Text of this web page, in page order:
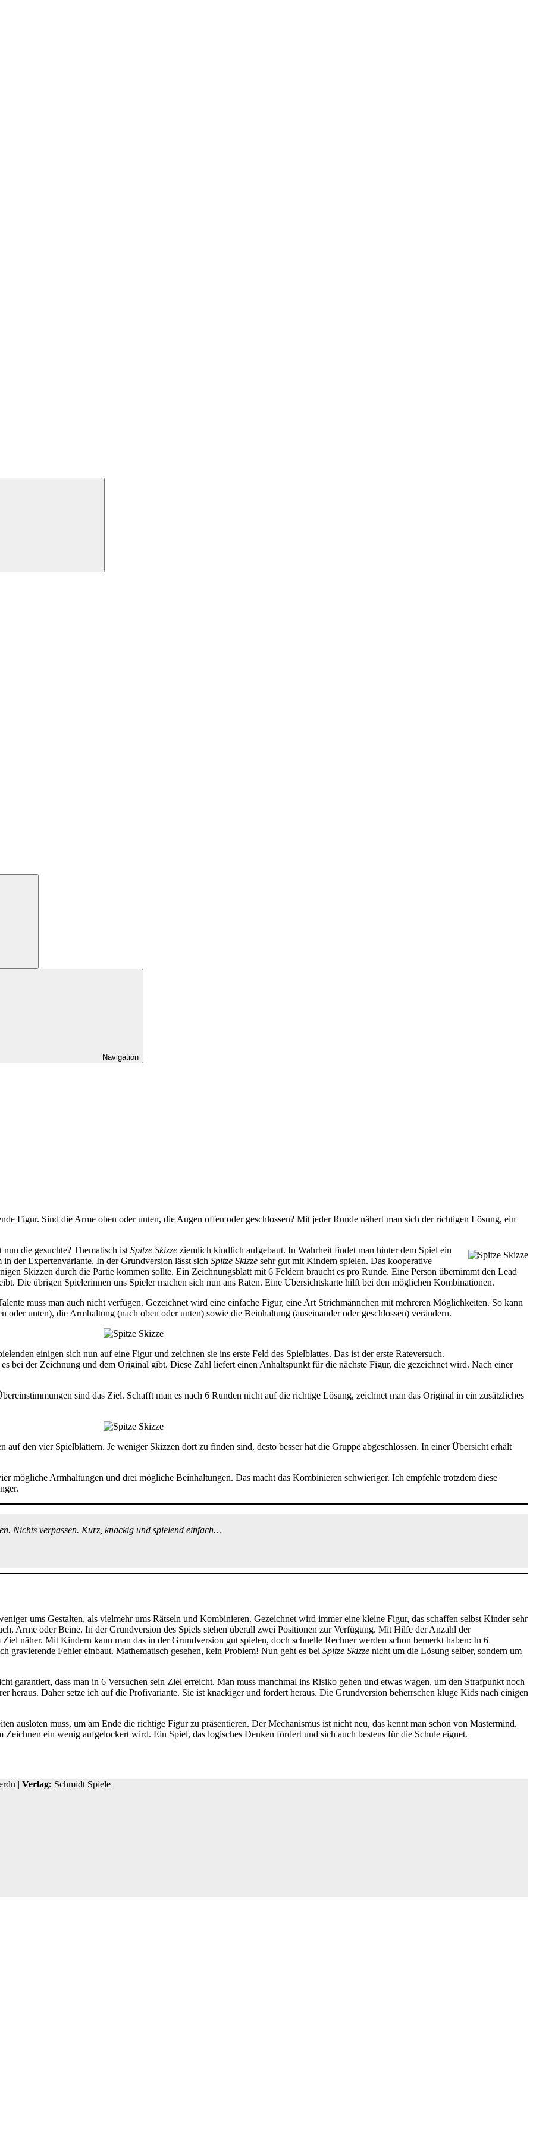
Navigation
Figur. Sind die Arme oben oder unten, die Augen offen oder geschlossen? Mit jeder Runde nähert man sich der richtigen Lösung, ein
die gesuchte? Thematisch istSpitze Skizze ziemlich kindlich aufgebaut. In Wahrheit findet man hinter dem Spiel ein
der Expertenvariante. In der Grundversion lässt sich Spitze Skizze sehr gut mit Kindern spielen. Das kooperative
Skizzen durch die Partie kommen sollte. Ein Zeichnungsblatt mit 6 Feldern braucht es pro Runde. Eine Person übernimmt den Lead
Die übrigen Spielerinnen uns Spieler machen sich nun ans Raten. Eine Übersichtskarte hilft bei den möglichen Kombinationen.
muss man auch nicht verfügen. Gezeichnet wird eine einfache Figur, eine Art Strichmännchen mit mehreren Möglichkeiten. So kann
unten), die Armhaltung (nach oben oder unten) sowie die Beinhaltung (auseinander oder geschlossen) verändern.
einigen sich nun auf eine Figur und zeichnen sie ins erste Feld des Spielblattes. Das ist der erste Rateversuch.
bei der Zeichnung und dem Original gibt. Diese Zahl liefert einen Anhaltspunkt für die nächste Figur, die gezeichnet wird. Nach einer
sind das Ziel. Schafft man es nach 6 Runden nicht auf die richtige Lösung, zeichnet man das Original in ein zusätzliches
den vier Spielblättern. Je weniger Skizzen dort zu finden sind, desto besser hat die Gruppe abgeschlossen. In einer Übersicht erhält
mögliche Armhaltungen und drei mögliche Beinhaltungen. Das macht das Kombinieren schwieriger. Ich empfehle trotzdem diese
Nichts verpassen. Kurz, knackig und spielend einfach…
ums Gestalten, als vielmehr ums Rätseln und Kombinieren. Gezeichnet wird immer eine kleine Figur, das schaffen selbst Kinder sehr
Arme oder Beine. In der Grundversion des Spiels stehen überall zwei Positionen zur Verfügung. Mit Hilfe der Anzahl der
näher. Mit Kindern kann man das in der Grundversion gut spielen, doch schnelle Rechner werden schon bemerkt haben: In 6
gravierende Fehler einbaut. Mathematisch gesehen, kein Problem! Nun geht es bei Spitze Skizze nicht um die Lösung selber, sondern um
garantiert, dass man in 6 Versuchen sein Ziel erreicht. Man muss manchmal ins Risiko gehen und etwas wagen, um den Strafpunkt noch
heraus. Daher setze ich auf die Profivariante. Sie ist knackiger und fordert heraus. Die Grundversion beherrschen kluge Kids nach einigen
ausloten muss, um am Ende die richtige Figur zu präsentieren. Der Mechanismus ist nicht neu, das kennt man schon von Mastermind.
ein wenig aufgelockert wird. Ein Spiel, das logisches Denken fördert und sich auch bestens für die Schule eignet.
| Verlag: Schmidt Spiele